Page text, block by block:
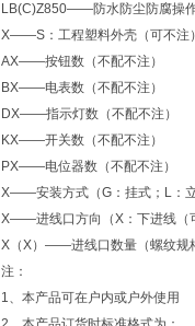
LB(C)Z850——防水防尘防腐操
X——S：工程塑料外壳（可不注
AX——按钮数（不配不注）
BX——电表数（不配不注）
DX——指示灯数（不配不注）
KX——开关数（不配不注）
PX——电位器数（不配不注）
X——安装方式（G：挂式；L：
X——进线口方向（X：下进线（
X（X）——进线口数量（螺纹规
注：
1、本产品可在户内或户外使用